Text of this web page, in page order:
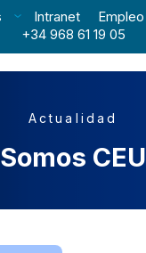
Intranet Empleo
+34 968 61 19 05
Actualidad
Somos CEU